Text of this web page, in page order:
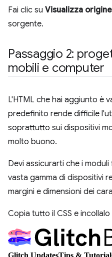
Fai clic su Visualizza origine
sorgente.
Passaggio 2:
mobili e computer
L'HTML che hai aggiunto è
predefinito rende difficile
soprattutto sui dispositivi
molto buono.
Devi assicurarti che i
vasta gamma di dispositivi
margini e dimensioni dei
Copia tutto il CSS e